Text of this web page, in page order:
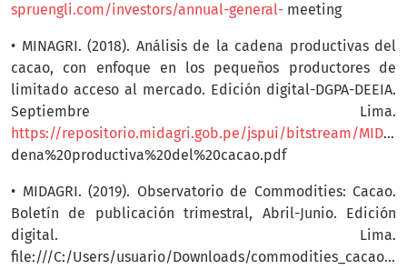
spruengli.com/investors/annual-general- meeting
• MINAGRI. (2018). Análisis de la cadena productivas del
cacao, con enfoque en los pequeños productores de
limitado acceso al mercado. Edición digital-DGPA-DEEIA.
Septiembre Lima.
https://repositorio.midagri.gob.pe/jspui/bitstream/MIDAGRI/66/5/analisis%20de%20la%20ca
dena%20productiva%20del%20cacao.pdf
• MIDAGRI. (2019). Observatorio de Commodities: Cacao.
Boletín de publicación trimestral, Abril-Junio. Edición
digital. Lima.
file:///C:/Users/usuario/Downloads/commodities_cacao_junio2019%20(1).pdf